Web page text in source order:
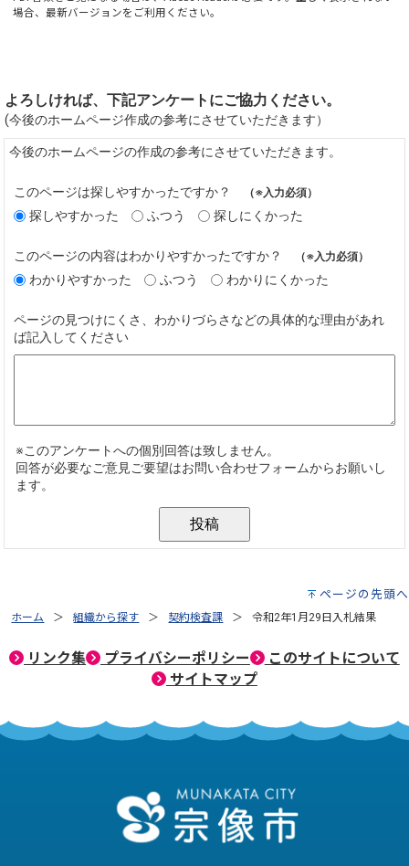
場合、最新バージョンをご利用ください。
ページの先頭へ
ホーム 組織から探す 契約検査課 令和2年1月29日入札結果
リンク集 プライバシーポリシー
このサイトについて
サイトマップ